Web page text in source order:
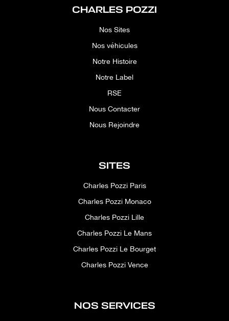
CHARLES POZZI
Nos Sites
Nos véhicules
Notre Histoire
Notre Label
RSE
Nous Contacter
Nous Rejoindre
SITES
Charles Pozzi Paris
Charles Pozzi Monaco
Charles Pozzi Lille
Charles Pozzi Le Mans
Charles Pozzi Le Bourget
Charles Pozzi Vence
NOS SERVICES